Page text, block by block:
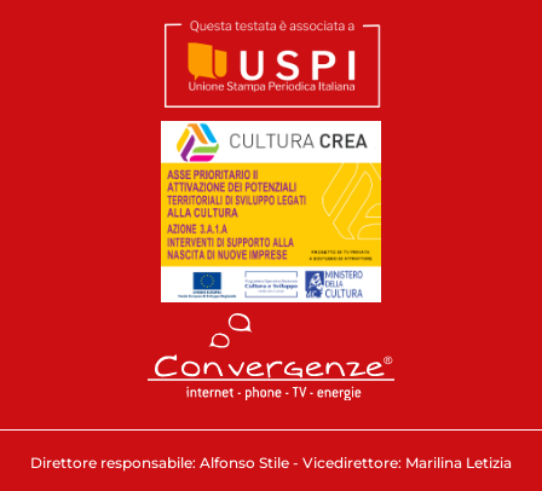
Direttore responsabile: Alfonso Stile - Vicedirettore: Marilina Letizia